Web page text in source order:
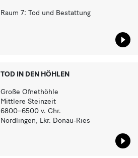
Raum 7: Tod und Bestattung
TOD IN DEN HÖHLEN
Große Ofnethöhle
Mittlere Steinzeit
6800–6500 v. Chr.
Nördlingen, Lkr. Donau-Ries